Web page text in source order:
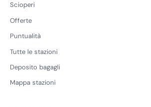
Scioperi
Offerte
Puntualità
Tutte le stazioni
Deposito bagagli
Mappa stazioni